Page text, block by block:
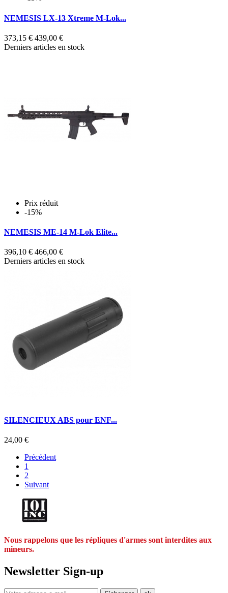
NEMESIS LX-13 Xtreme M-Lok...
373,15 € 439,00 €
Derniers articles en stock
Prix réduit
-15%
NEMESIS ME-14 M-Lok Elite...
396,10 € 466,00 €
Derniers articles en stock
SILENCIEUX ABS pour ENF...
24,00 €
Précédent
1
2
Suivant
Nous rappelons que les répliques d'armes sont interdites aux
mineurs.
Newsletter Sign-up